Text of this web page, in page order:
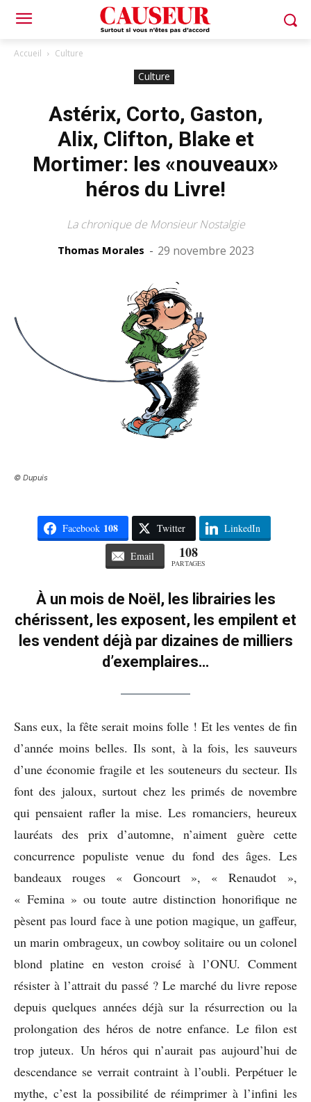
Accueil Culture
Culture
Astérix, Corto, Gaston,
Alix, Clifton, Blake et
Mortimer: les «nouveaux»
héros du Livre!
La chronique de Monsieur Nostalgie
Thomas Morales - 29 novembre 2023
© Dupuis
Facebook 108 Twitter LinkedIn
Email 108
PARTAGES
À un mois de Noël, les librairies les
chérissent, les exposent, les empilent et
les vendent déjà par dizaines de milliers
d’exemplaires…
Sans eux, la fête serait moins folle ! Et les ventes de fin
d’année moins belles. Ils sont, à la fois, les sauveurs
d’une économie fragile et les souteneurs du secteur. Ils
font des jaloux, surtout chez les primés de novembre
qui pensaient rafler la mise. Les romanciers, heureux
lauréats des prix d’automne, n’aiment guère cette
concurrence populiste venue du fond des âges. Les
bandeaux rouges « Goncourt », « Renaudot »,
« Femina » ou toute autre distinction honorifique ne
pèsent pas lourd face à une potion magique, un gaffeur,
un marin ombrageux, un cowboy solitaire ou un colonel
blond platine en veston croisé à l’ONU. Comment
résister à l’attrait du passé ? Le marché du livre repose
depuis quelques années déjà sur la résurrection ou la
prolongation des héros de notre enfance. Le filon est
trop juteux. Un héros qui n’aurait pas aujourd’hui de
descendance se verrait contraint à l’oubli. Perpétuer le
mythe, c’est la possibilité de réimprimer à l’infini les